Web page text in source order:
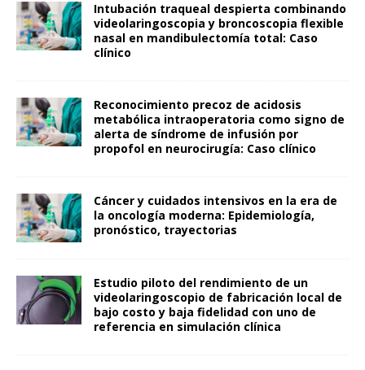
Intubación traqueal despierta combinando
videolaringoscopia y broncoscopia flexible
nasal en mandibulectomía total: Caso
clínico
Reconocimiento precoz de acidosis
metabólica intraoperatoria como signo de
alerta de síndrome de infusión por
propofol en neurocirugía: Caso clínico
Cáncer y cuidados intensivos en la era de
la oncología moderna: Epidemiología,
pronóstico, trayectorias
Estudio piloto del rendimiento de un
videolaringoscopio de fabricación local de
bajo costo y baja fidelidad con uno de
referencia en simulación clínica